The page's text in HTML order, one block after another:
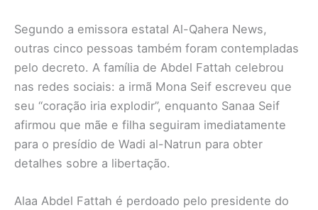
Segundo a emissora estatal Al-Qahera News,
outras cinco pessoas também foram contempladas
pelo decreto. A família de Abdel Fattah celebrou
nas redes sociais: a irmã Mona Seif escreveu que
seu “coração iria explodir”, enquanto Sanaa Seif
afirmou que mãe e filha seguiram imediatamente
para o presídio de Wadi al-Natrun para obter
detalhes sobre a libertação.
Alaa Abdel Fattah é perdoado pelo presidente do